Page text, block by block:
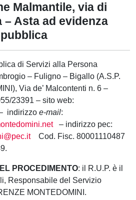
Malmantile, via di
– Asta ad evidenza
pubblica
di Servizi alla Persona
– Fuligno – Bigallo (A.S.P.
Via de’ Malcontenti n. 6 –
23391 – sito web:
indirizzo e-mail:
– indirizzo pec:
Cod. Fisc. 80001110487
PROCEDIMENTO: il R.U.P. è il
Responsabile del Servizio
MONTEDOMINI.